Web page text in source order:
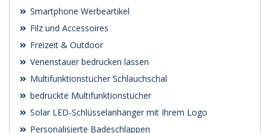
Smartphone Werbeartikel
Filz und Accessoires
Freizeit & Outdoor
Venenstauer bedrucken lassen
Multifunktionstücher Schlauchschal
bedruckte Multifunktionstücher
Solar LED-Schlüsselanhänger mit Ihrem Logo
Personalisierte Badeschlappen